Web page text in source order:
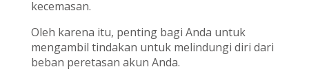
kecemasan.
Oleh karena itu, penting bagi Anda untuk
mengambil tindakan untuk melindungi diri dari
beban peretasan akun Anda.